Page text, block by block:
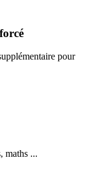
pour
maths ...